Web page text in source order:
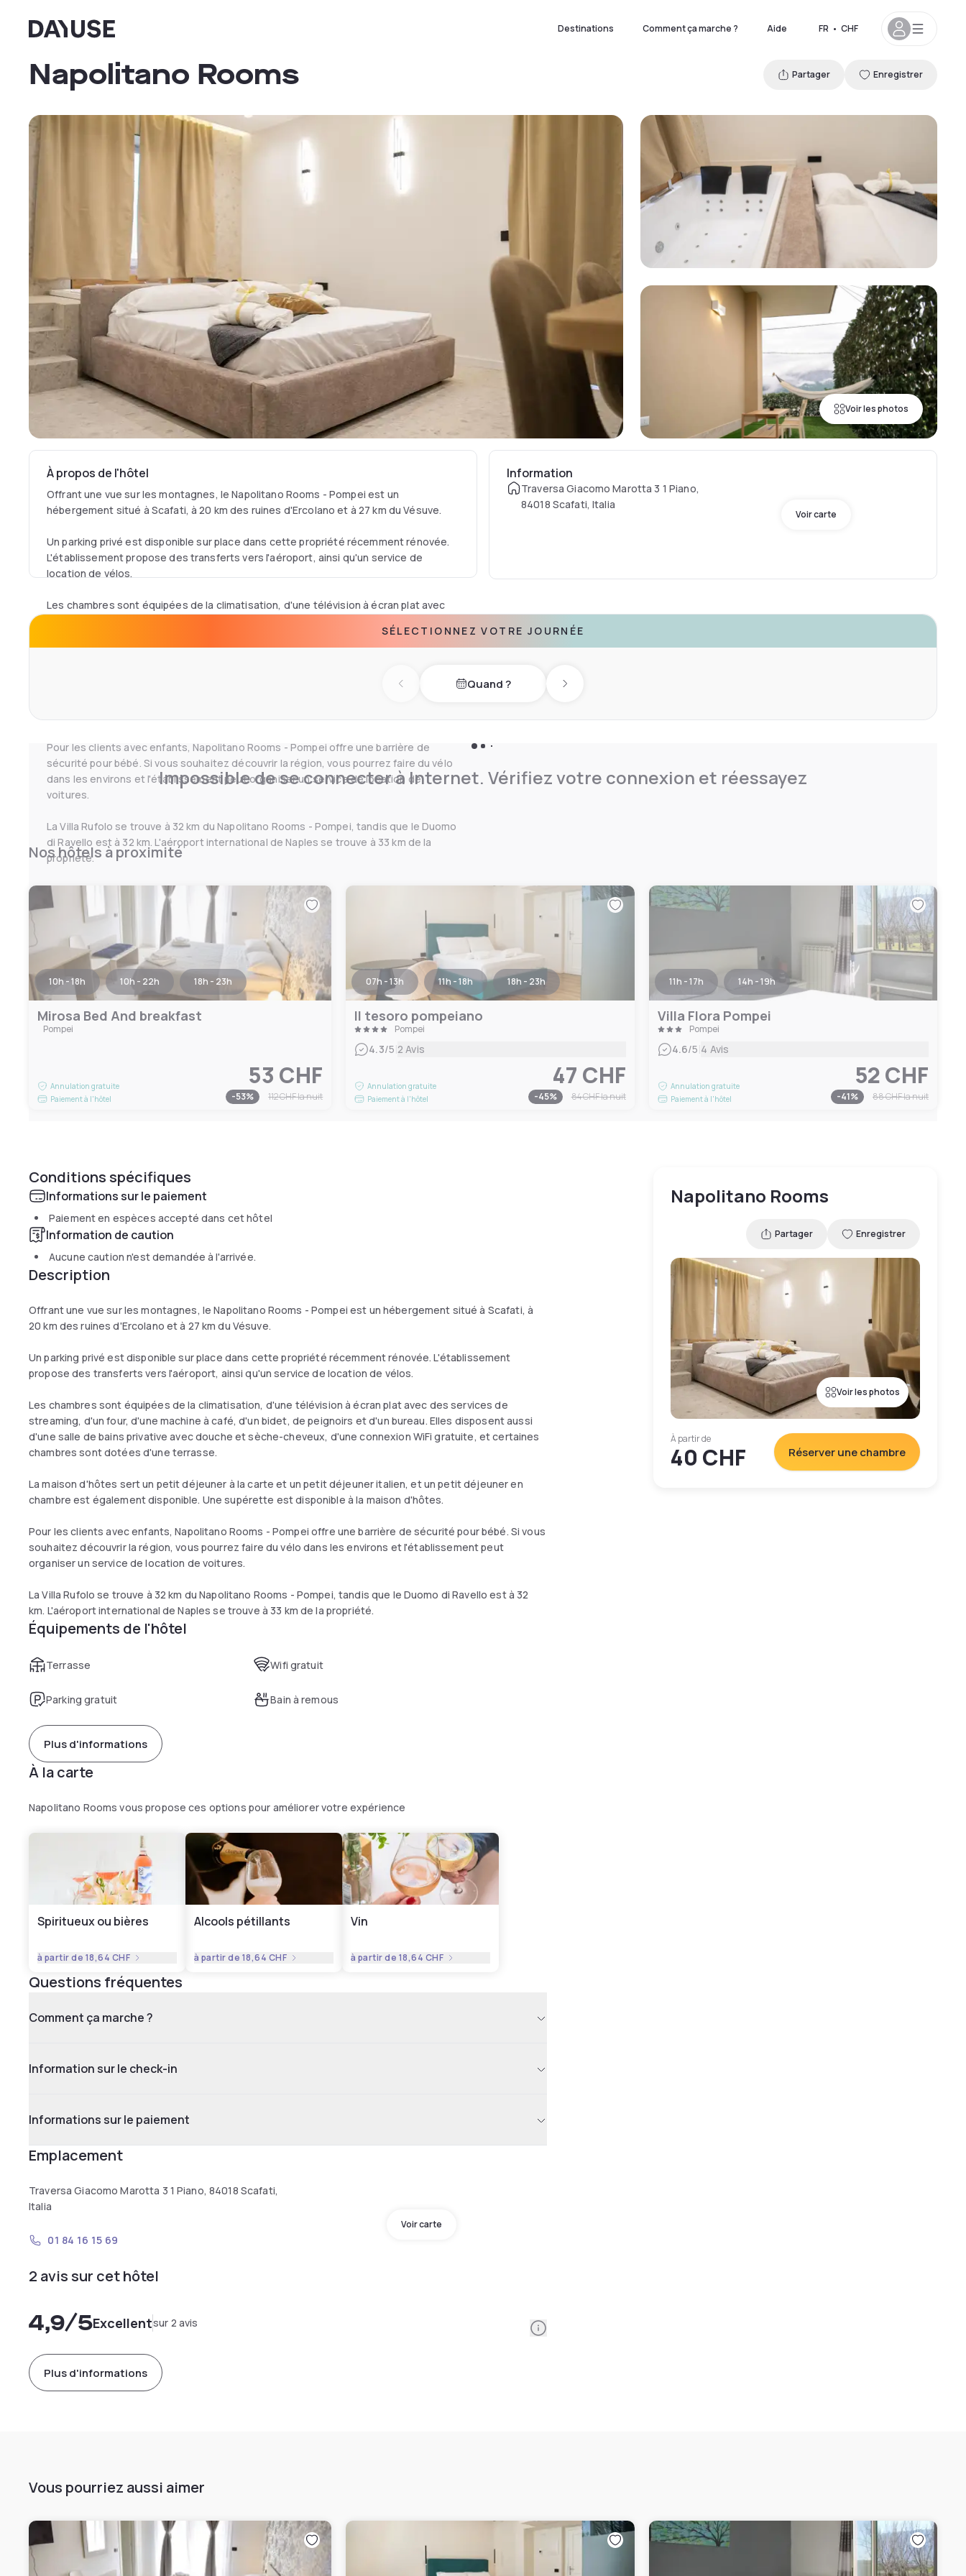
Dayuse Destinations Comment ça marche ? Aide FR • CHF
Voir les photos
Napolitano Rooms Partager Enregistrer
À propos de l'hôtel
Offrant une vue sur les montagnes, le Napolitano Rooms - Pompei est un
hébergement situé à Scafati, à 20 km des ruines d'Ercolano et à 27 km du Vésuve.
Un parking privé est disponible sur place dans cette propriété récemment rénovée.
L'établissement propose des transferts vers l'aéroport, ainsi qu'un service de
location de vélos.
Les chambres sont équipées de la climatisation, d'une télévision à écran plat avec
et d'un bureau. Elles disposent aussi d'une salle de bains privative avec douche et
sèche-cheveux, d'une connexion WiFi gratuite, et certaines chambres sont dotées
La maison d'hôtes sert un petit déjeuner à la carte et un petit déjeuner italien, et un
Pour les clients avec enfants, Napolitano Rooms - Pompei offre une barrière de
sécurité pour bébé. Si vous souhaitez découvrir la région, vous pourrez faire du vélo
dans les environs et l'établissement peut organiser un service de location de
voitures.
La Villa Rufolo se trouve à 32 km du Napolitano Rooms - Pompei, tandis que le Duomo
di Ravello est à 32 km. L'aéroport international de Naples se trouve à 33 km de la
propriété.
Information
Traversa Giacomo Marotta 3 1 Piano,
84018 Scafati, Italia
Voir carte
SÉLECTIONNEZ VOTRE JOURNÉE
Previous dayQuand ? Next day
Impossible de se connecter à Internet. Vérifiez votre connexion et réessayez
Nos hôtels à proximité
10h - 18h 10h - 22h 18h - 23h
Mirosa Bed And breakfast
Pompei
Annulation gratuite
Paiement à l'hôtel
53 CHF
-53% 112 CHFla nuit
07h - 13h 11h - 18h 18h - 23h
Il tesoro pompeiano
Pompei
4.3/5|2 Avis
Annulation gratuite
Paiement à l'hôtel
47 CHF
-45% 84 CHFla nuit
11h - 17h 14h - 19h
Villa Flora Pompei
Pompei
4.6/5|4 Avis
Annulation gratuite
Paiement à l'hôtel
52 CHF
-41% 88 CHFla nuit
Conditions spécifiques
Informations sur le paiement
Paiement en espèces accepté dans cet hôtel
Information de caution
Aucune caution n'est demandée à l'arrivée.
Description
Offrant une vue sur les montagnes, le Napolitano Rooms - Pompei est un hébergement situé à Scafati, à
20 km des ruines d'Ercolano et à 27 km du Vésuve.
Un parking privé est disponible sur place dans cette propriété récemment rénovée. L'établissement
propose des transferts vers l'aéroport, ainsi qu'un service de location de vélos.
Les chambres sont équipées de la climatisation, d'une télévision à écran plat avec des services de
streaming, d'un four, d'une machine à café, d'un bidet, de peignoirs et d'un bureau. Elles disposent aussi
d'une salle de bains privative avec douche et sèche-cheveux, d'une connexion WiFi gratuite, et certaines
chambres sont dotées d'une terrasse.
La maison d'hôtes sert un petit déjeuner à la carte et un petit déjeuner italien, et un petit déjeuner en
chambre est également disponible. Une supérette est disponible à la maison d'hôtes.
Pour les clients avec enfants, Napolitano Rooms - Pompei offre une barrière de sécurité pour bébé. Si vous
souhaitez découvrir la région, vous pourrez faire du vélo dans les environs et l'établissement peut
organiser un service de location de voitures.
La Villa Rufolo se trouve à 32 km du Napolitano Rooms - Pompei, tandis que le Duomo di Ravello est à 32
km. L'aéroport international de Naples se trouve à 33 km de la propriété.
Équipements de l'hôtel
Terrasse Wifi gratuit
Parking gratuit Bain à remous
Plus d'informations
À la carte
Napolitano Rooms vous propose ces options pour améliorer votre expérience
Spiritueux ou bières
à partir de 18,64 CHF
Alcools pétillants
à partir de 18,64 CHF
Vin
à partir de 18,64 CHF
Questions fréquentes
Comment ça marche ?
Information sur le check-in
Informations sur le paiement
Emplacement
Traversa Giacomo Marotta 3 1 Piano, 84018 Scafati,
Italia
Voir carte
01 84 16 15 69
2 avis sur cet hôtel
4,9/5Excellentsur 2 avis Information
Plus d'informations
Napolitano Rooms
Partager Enregistrer
Voir les photos
À partir de
40 CHF Réserver une chambre
Vous pourriez aussi aimer